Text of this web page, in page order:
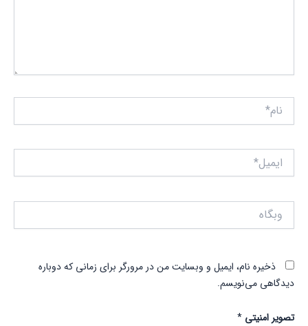
نام*
ایمیل*
وبگاه
ذخیره نام، ایمیل و وبسایت من در مرورگر برای زمانی که دوباره
دیدگاهی می‌نویسم.
تصویر امنیتی *